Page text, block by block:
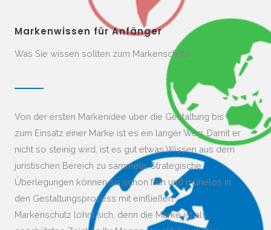
Markenwissen für Anfänger
Was Sie wissen sollten zum Markenschutz
Von der ersten Markenidee über die Gestaltung bis
zum Einsatz einer Marke ist es ein langer Weg. Damit er
nicht so steinig wird, ist es gut etwas Wissen aus dem
juristischen Bereich zu sammeln. Strategische
Überlegungen können so schon früh und mühelos in
den Gestaltungsprozess mit einfließen.
Markenschutz lohnt sich, denn die Marke ist als